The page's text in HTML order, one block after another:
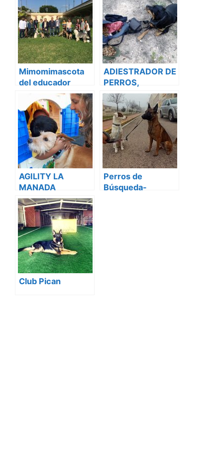
Mimomimascota
del educador
canino Nacho
Roca
ADIESTRADOR DE
PERROS,
Educador canino
Montxo
AGILITY LA
MANADA
Perros de
Búsqueda-
Club Pican